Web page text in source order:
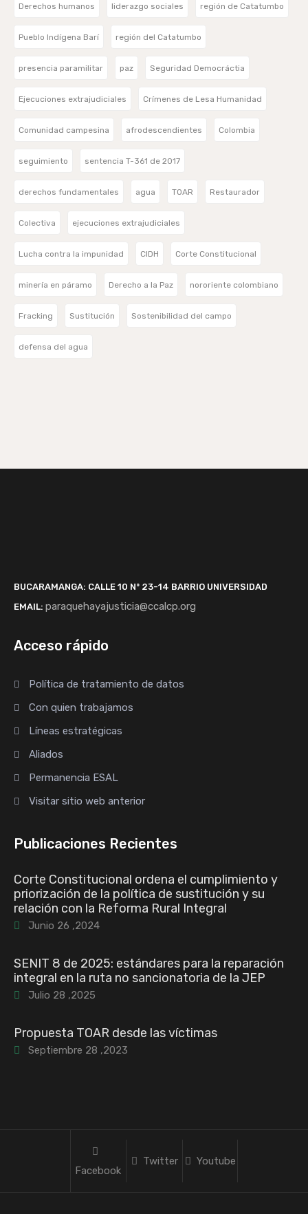
Derechos humanos liderazgo sociales región de Catatumbo
Pueblo Indígena Barí región del Catatumbo
presencia paramilitar paz Seguridad Democráctia
Ejecuciones extrajudiciales Crímenes de Lesa Humanidad
Comunidad campesina afrodescendientes Colombia
seguimiento sentencia T-361 de 2017
derechos fundamentales agua TOAR Restaurador
Colectiva ejecuciones extrajudiciales
Lucha contra la impunidad CIDH Corte Constitucional
minería en páramo Derecho a la Paz nororiente colombiano
Fracking Sustitución Sostenibilidad del campo
defensa del agua
BUCARAMANGA: CALLE 10 Nº 23-14 BARRIO UNIVERSIDAD
EMAIL: paraquehayajusticia@ccalcp.org
Acceso rápido
Política de tratamiento de datos
Con quien trabajamos
Líneas estratégicas
Aliados
Permanencia ESAL
Visitar sitio web anterior
Publicaciones Recientes
Corte Constitucional ordena el cumplimiento y
priorización de la política de sustitución y su
relación con la Reforma Rural Integral
Junio 26 ,2024
SENIT 8 de 2025: estándares para la reparación
integral en la ruta no sancionatoria de la JEP
Julio 28 ,2025
Propuesta TOAR desde las víctimas
Septiembre 28 ,2023
Facebook
Twitter Youtube